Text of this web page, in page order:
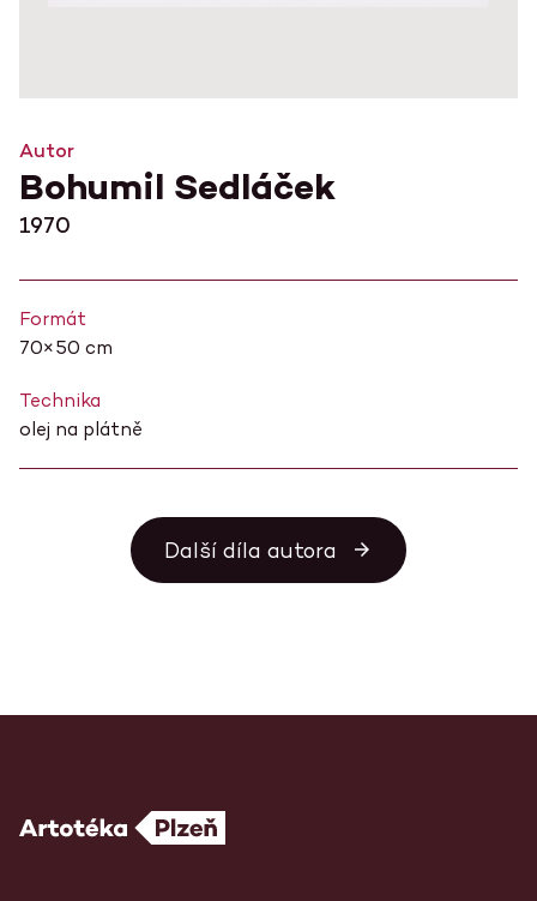
Autor
Bohumil Sedláček
1970
Formát
70×50 cm
Technika
olej na plátně
Další díla autora